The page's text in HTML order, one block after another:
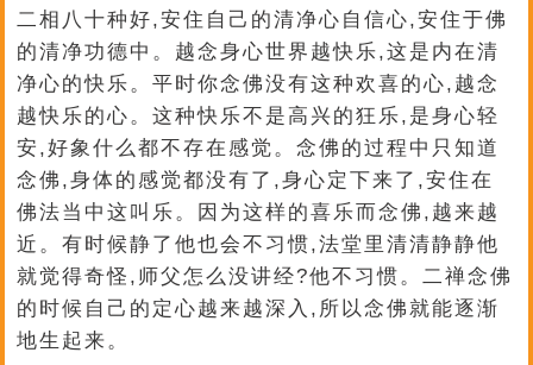
二相八十种好,安住自己的清净心自信心,安住于佛
的清净功德中。越念身心世界越快乐,这是内在清
净心的快乐。平时你念佛没有这种欢喜的心,越念
越快乐的心。这种快乐不是高兴的狂乐,是身心轻
安,好象什么都不存在感觉。念佛的过程中只知道
念佛,身体的感觉都没有了,身心定下来了,安住在
佛法当中这叫乐。因为这样的喜乐而念佛,越来越
近。有时候静了他也会不习惯,法堂里清清静静他
就觉得奇怪,师父怎么没讲经?他不习惯。二禅念佛
的时候自己的定心越来越深入,所以念佛就能逐渐
地生起来。